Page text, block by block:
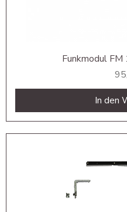
Funkmodul
In den